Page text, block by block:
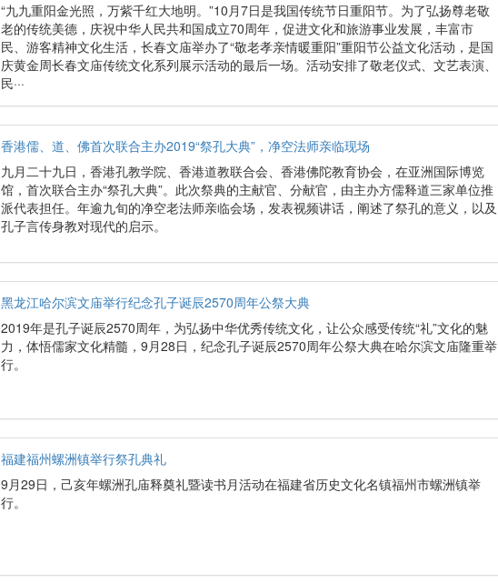
“九九重阳金光照，万紫千红大地明。”10月7日是我国传统节日重阳节。为了弘扬尊老敬
老的传统美德，庆祝中华人民共和国成立70周年，促进文化和旅游事业发展，丰富市
民、游客精神文化生活，长春文庙举办了“敬老孝亲情暖重阳”重阳节公益文化活动，是国
庆黄金周长春文庙传统文化系列展示活动的最后一场。活动安排了敬老仪式、文艺表演、
民···
香港儒、道、佛首次联合主办2019“祭孔大典”，净空法师亲临现场
九月二十九日，香港孔教学院、香港道教联合会、香港佛陀教育协会，在亚洲国际博览
馆，首次联合主办“祭孔大典”。此次祭典的主献官、分献官，由主办方儒释道三家单位推
派代表担任。年逾九旬的净空老法师亲临会场，发表视频讲话，阐述了祭孔的意义，以及
孔子言传身教对现代的启示。
黑龙江哈尔滨文庙举行纪念孔子诞辰2570周年公祭大典
2019年是孔子诞辰2570周年，为弘扬中华优秀传统文化，让公众感受传统“礼”文化的魅
力，体悟儒家文化精髓，9月28日，纪念孔子诞辰2570周年公祭大典在哈尔滨文庙隆重举
行。
福建福州螺洲镇举行祭孔典礼
9月29日，己亥年螺洲孔庙释奠礼暨读书月活动在福建省历史文化名镇福州市螺洲镇举
行。